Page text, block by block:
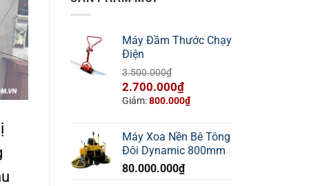
Máy Đầm Thước Chạy
Điện
3.500.000₫
Giá
gốc
3.500.000₫.
2.700.000₫Giá
hiện
là:
2.700.000₫.
Giảm:800.000₫
Máy Xoa Nền Bê Tông
Đôi Dynamic 800mm
80.000.000₫